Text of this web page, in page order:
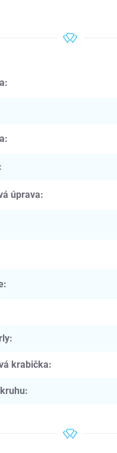
:
:
:
úprava:
:
:
krabička:
: